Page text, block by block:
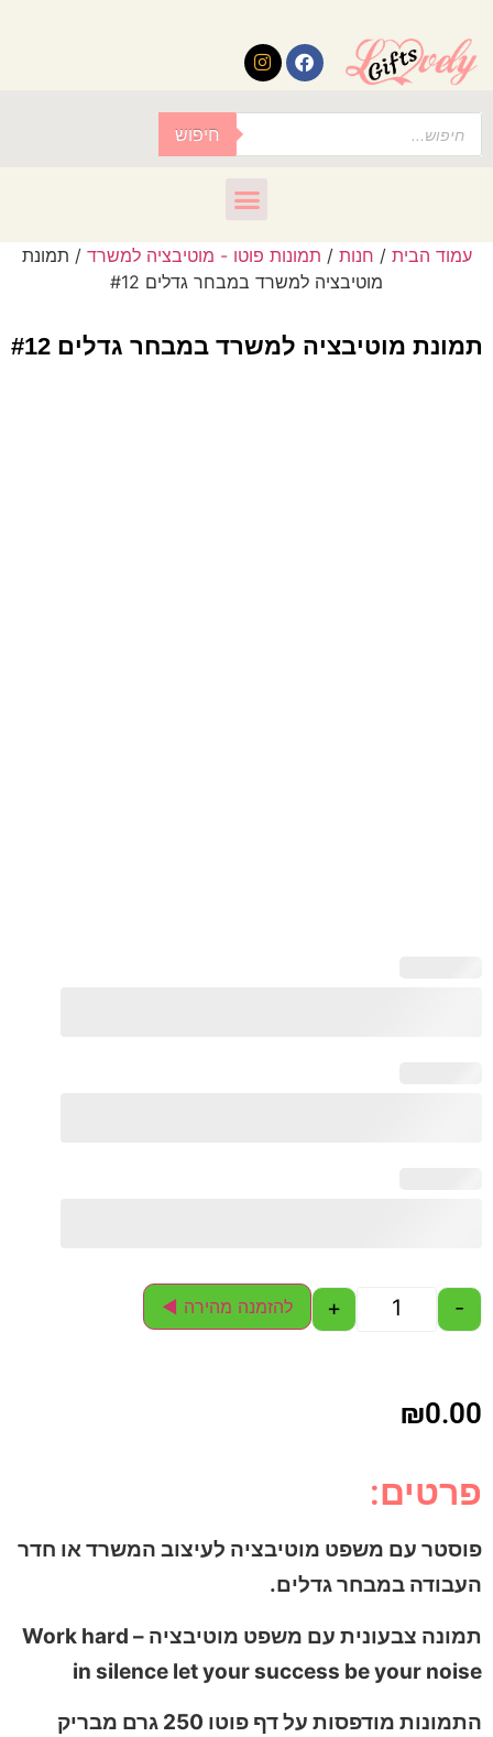
חיפוש
עמוד הבית / חנות / תמונות פוטו - מוטיבציה למשרד / תמונת
מוטיבציה למשרד במבחר גדלים #12
תמונת מוטיבציה למשרד במבחר גדלים #12
-
+ להזמנה מהירה ◄
₪0.00
פרטים:
פוסטר עם משפט מוטיבציה לעיצוב המשרד או חדר
העבודה במבחר גדלים.
תמונה צבעונית עם משפט מוטיבציה – Work hard
in silence let your success be your noise
התמונות מודפסות על דף פוטו 250 גרם מבריק